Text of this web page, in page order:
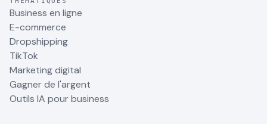
Business en ligne
E-commerce
Dropshipping
TikTok
Marketing digital
Gagner de l'argent
Outils IA pour business